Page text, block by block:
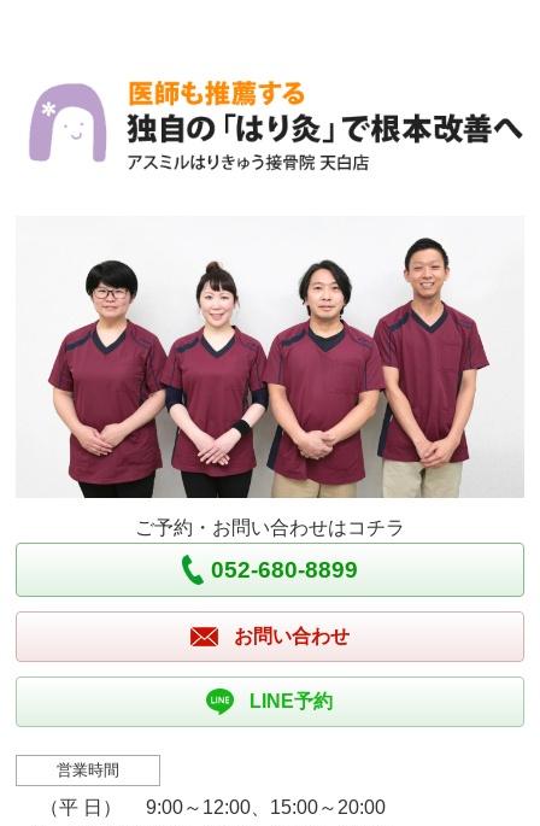
ご予約・お問い合わせはコチラ
052-680-8899
お問い合わせ
LINE予約
営業時間
（平 日） 9:00～12:00、15:00～20:00